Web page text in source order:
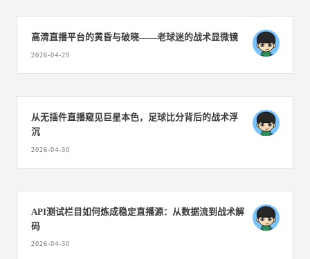
高清直播平台的黄昏与破晓——老球迷的战术显微镜
2026-04-29
从无插件直播窥见巨星本色，足球比分背后的战术浮
沉
2026-04-30
API测试栏目如何炼成稳定直播源：从数据流到战术解
码
2026-04-30